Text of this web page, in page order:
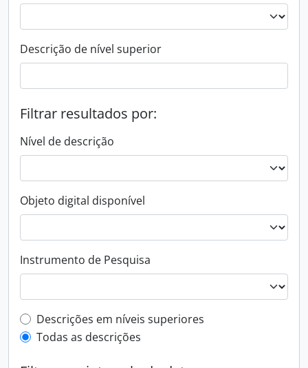
Descrição de nível superior
Filtrar resultados por:
Nível de descrição
Objeto digital disponível
Instrumento de Pesquisa
Filtro de descrição de nível superior
Descrições em níveis superiores
Todas as descrições